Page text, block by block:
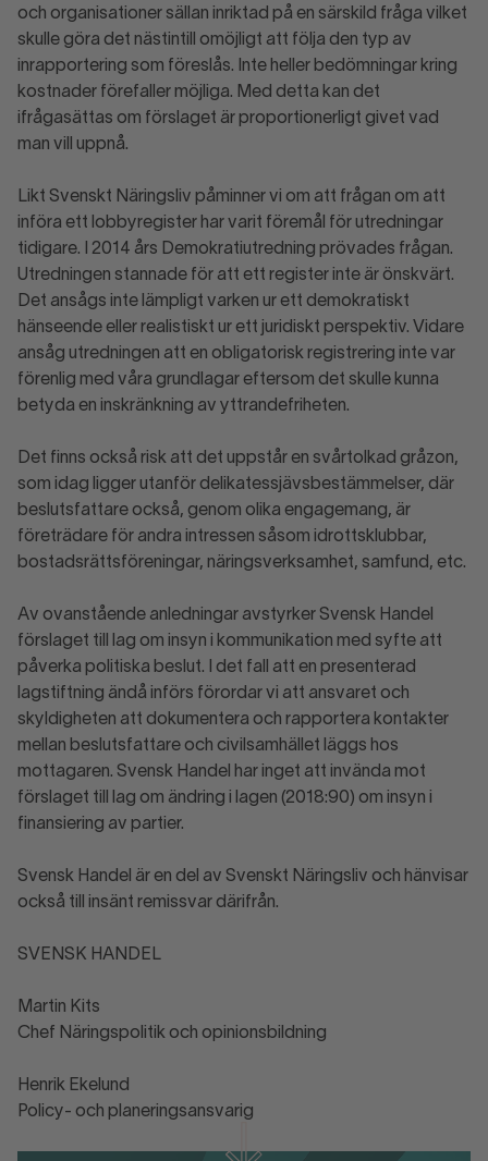
och organisationer sällan inriktad på en särskild fråga vilket
skulle göra det nästintill omöjligt att följa den typ av
inrapportering som föreslås. Inte heller bedömningar kring
kostnader förefaller möjliga. Med detta kan det
ifrågasättas om förslaget är proportionerligt givet vad
man vill uppnå.
Likt Svenskt Näringsliv påminner vi om att frågan om att
införa ett lobbyregister har varit föremål för utredningar
tidigare. I 2014 års Demokratiutredning prövades frågan.
Utredningen stannade för att ett register inte är önskvärt.
Det ansågs inte lämpligt varken ur ett demokratiskt
hänseende eller realistiskt ur ett juridiskt perspektiv. Vidare
ansåg utredningen att en obligatorisk registrering inte var
förenlig med våra grundlagar eftersom det skulle kunna
betyda en inskränkning av yttrandefriheten.
Det finns också risk att det uppstår en svårtolkad gråzon,
som idag ligger utanför delikatessjävsbestämmelser, där
beslutsfattare också, genom olika engagemang, är
företrädare för andra intressen såsom idrottsklubbar,
bostadsrättsföreningar, näringsverksamhet, samfund, etc.
Av ovanstående anledningar avstyrker Svensk Handel
förslaget till lag om insyn i kommunikation med syfte att
påverka politiska beslut. I det fall att en presenterad
lagstiftning ändå införs förordar vi att ansvaret och
skyldigheten att dokumentera och rapportera kontakter
mellan beslutsfattare och civilsamhället läggs hos
mottagaren. Svensk Handel har inget att invända mot
förslaget till lag om ändring i lagen (2018:90) om insyn i
finansiering av partier.
Svensk Handel är en del av Svenskt Näringsliv och hänvisar
också till insänt remissvar därifrån.
SVENSK HANDEL
Martin Kits
Chef Näringspolitik och opinionsbildning
Henrik Ekelund
Policy- och planeringsansvarig